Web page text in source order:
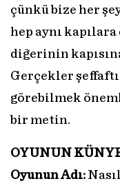
çünkü bize her
hep aynı
diğerinin
Gerçekler
görebilmek
bir metin.
OYUNUN
Oyunun Adı: